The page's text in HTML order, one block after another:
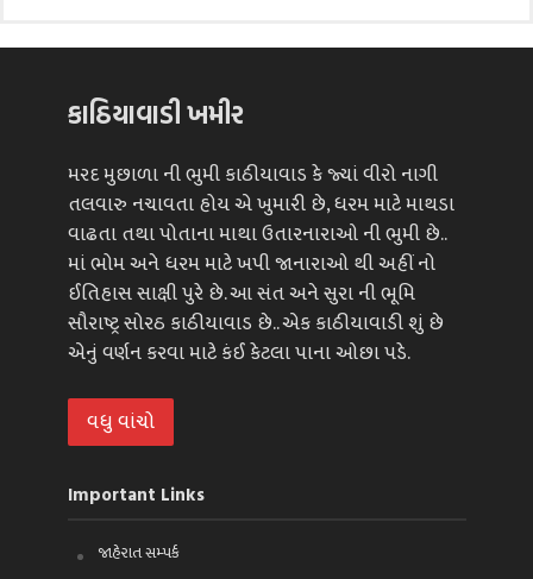
કાઠિયાવાડી ખમીર
મરદ મુછાળા ની ભુમી કાઠીયાવાડ કે જ્યાં વીરો નાગી
તલવારુ નચાવતા હોય એ ખુમારી છે, ધરમ માટે માથડા
વાઢતા તથા પોતાના માથા ઉતારનારાઓ ની ભુમી છે..
માં ભોમ અને ધરમ માટે ખપી જાનારાઓ થી અહીં નો
ઈતિહાસ સાક્ષી પુરે છે. આ સંત અને સુરા ની ભૂમિ
સૌરાષ્ટ્ર સોરઠ કાઠીયાવાડ છે.. એક કાઠીયાવાડી શું છે
એનું વર્ણન કરવા માટે કંઈ કેટલા પાના ઓછા પડે.
વધુ વાંચો
Important Links
જાહેરાત સમ્પર્ક